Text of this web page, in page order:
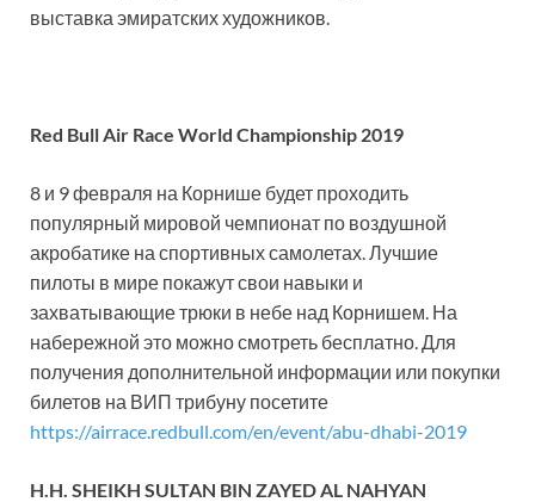
выставка эмиратских художников.
Red Bull Air Race World Championship 2019
8 и 9 февраля на Корнише будет проходить
популярный мировой чемпионат по воздушной
акробатике на спортивных самолетах. Лучшие
пилоты в мире покажут свои навыки и
захватывающие трюки в небе над Корнишем. На
набережной это можно смотреть бесплатно. Для
получения дополнительной информации или покупки
билетов на ВИП трибуну посетите
https://airrace.redbull.com/en/event/abu-dhabi-2019
H.H. SHEIKH SULTAN BIN ZAYED AL NAHYAN